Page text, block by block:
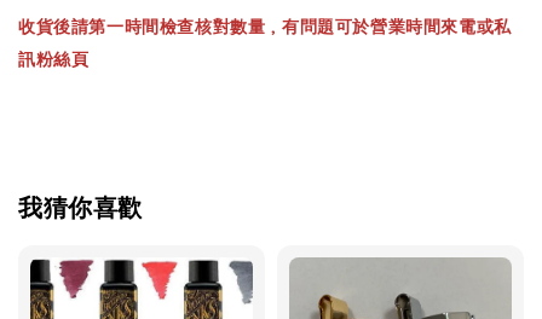
收貨後請第一時間檢查核對數量，有問題可於營業時間來電或私
訊粉絲頁
我猜你喜歡